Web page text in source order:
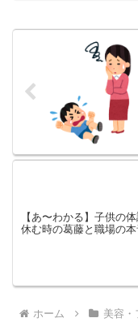
にまとめ。韓国コスメや
けの選び方も紹介。
【あ〜わかる】子供の
休む時の葛藤と職場の
ホーム 美容・